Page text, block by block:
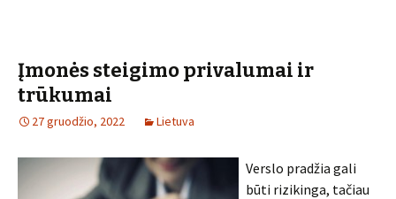
Įmonės steigimo privalumai ir
trūkumai
27 gruodžio, 2022 Lietuva
Verslo pradžia gali
būti rizikinga, tačiau